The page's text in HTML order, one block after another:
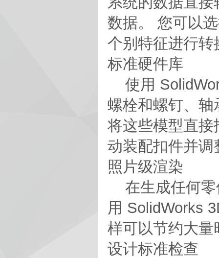
数据。 您可以
个别特征进行转
标准硬件库
使用
螺栓和螺钉、
将这些模型直
动装配扣件并调
照片级渲染
在生成任何零
用 SolidWorks
样可以节约大
设计标准检查